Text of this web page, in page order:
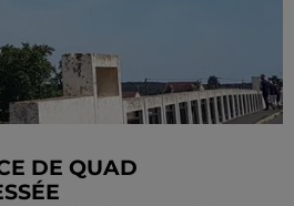
DE QUAD